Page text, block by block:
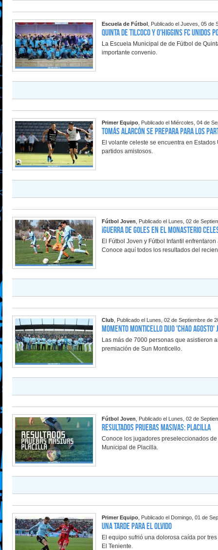
Escuela de Fútbol , Publicado el Jueves, 05 de
Quinta de Tilcoco y O'Higgins FC unidos
La Escuela Municipal de de Fútbol de
importante convenio.
Primer Equipo , Publicado el Miércoles, 04 de
Tomás Alarcón se prepara para los
El volante celeste se encuentra en
partidos amistosos.
Fútbol Joven , Publicado el Lunes, 02 de
¡Guerra de goles en el Monasterio
El Fútbol Joven y Fútbol Infantil
Conoce aquí todos los resultados del
Club , Publicado el Lunes, 02 de Septiembre de
Momento Monticello dijo 'Chao
Las más de 7000 personas que asistieron
premiación de Sun Monticello.
Fútbol Joven , Publicado el Lunes, 02 de
Resultados Pruebas Masivas: Placilla
Conoce los jugadores preseleccionados
Municipal de Placilla.
Primer Equipo , Publicado el Domingo, 01 de
Una tarde para el olvido
El equipo sufrió una dolorosa caída por
El Teniente.